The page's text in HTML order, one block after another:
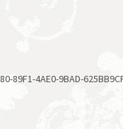
89F1-4AE0-9BAD-